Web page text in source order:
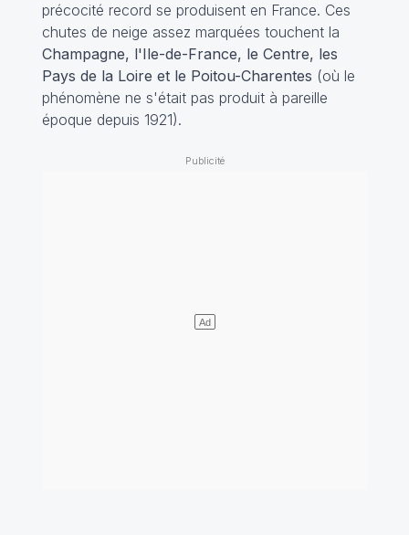
précocité record se produisent en France. Ces
chutes de neige assez marquées touchent la
Champagne, l'Ile-de-France, le Centre, les
Pays de la Loire et le Poitou-Charentes (où le
phénomène ne s'était pas produit à pareille
époque depuis 1921).